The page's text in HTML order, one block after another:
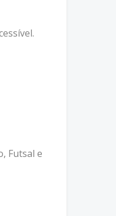
Futsal e